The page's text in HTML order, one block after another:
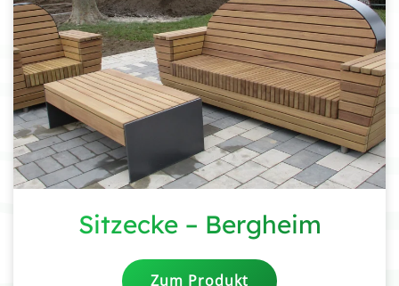
Sitzecke – Bergheim
Zum Produkt